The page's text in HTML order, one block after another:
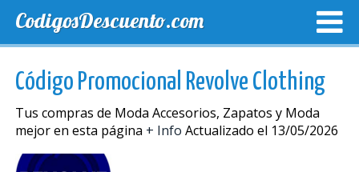
CodigosDescuento.com
Código Promocional Revolve Clothing
Tus compras de Moda Accesorios, Zapatos y Moda
mejor en esta página + Info Actualizado el 13/05/2026